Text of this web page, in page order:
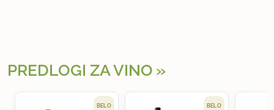
PREDLOGI ZA VINO
BELO BELO